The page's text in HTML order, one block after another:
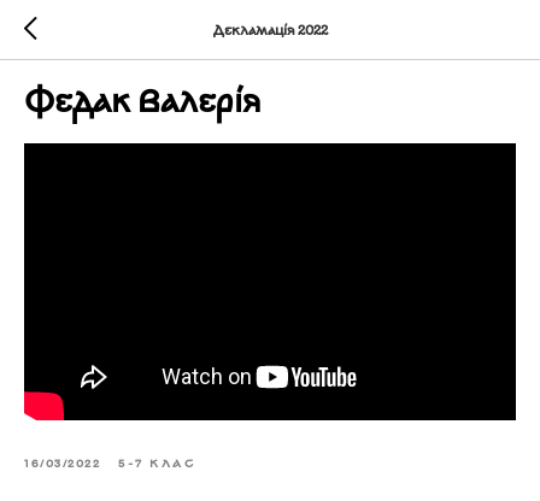
Декламація 2022
Федак Валерія
16/03/2022 5-7 КЛАС